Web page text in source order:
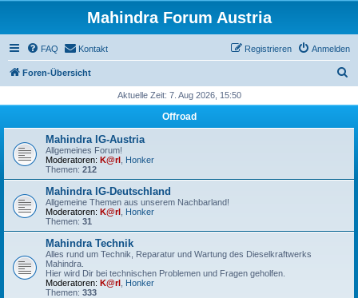
Mahindra Forum Austria
FAQ Kontakt Anmelden
Registrieren
Foren-Übersicht
h
Aktuelle Zeit: 7. Aug 2026, 15:50
Offroad
Mahindra IG-Austria
Allgemeines Forum!
Moderatoren: K@rl Honker
Themen: 212
Mahindra IG-Deutschland
Allgemeine Themen aus unserem Nachbarland!
Moderatoren: K@rl Honker
Themen: 31
Mahindra Technik
Alles rund um Technik, Reparatur und Wartung des Dieselkraftwerks
Mahindra.
Hier wird Dir bei technischen Problemen und Fragen geholfen.
Moderatoren: K@rl Honker
Themen: 333